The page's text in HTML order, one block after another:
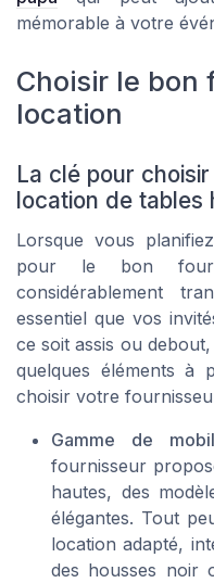
mémorable à votre
Choisir le bon
location
La clé pour
location de tables
Lorsque vous
pour le bon
considérablement
essentiel que vos
ce soit assis ou
quelques éléments à
choisir votre
Gamme de
fournisseur
hautes, des
élégantes. Tout
location adapté,
des housses noir